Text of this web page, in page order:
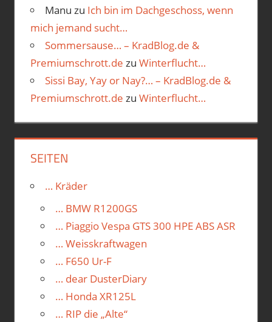
Manu zu Ich bin im Dachgeschoss, wenn
mich jemand sucht…
Sommersause… – KradBlog.de &
Premiumschrott.de zu Winterflucht…
Sissi Bay, Yay or Nay?… – KradBlog.de &
Premiumschrott.de zu Winterflucht…
SEITEN
… Kräder
… BMW R1200GS
… Piaggio Vespa GTS 300 HPE ABS ASR
… Weisskraftwagen
… F650 Ur-F
… dear DusterDiary
… Honda XR125L
… RIP die „Alte“